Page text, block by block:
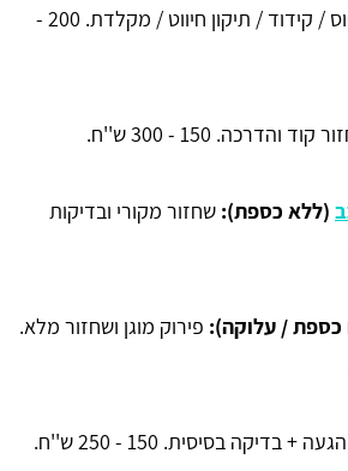
איפוס / קידוד / תיקון חיווט / מקלדת. 200 -
קוד והדרכה. 150 - 300 ש''ח.
(ללא כספת): שחזור מקורי ובדיקות
כספת / עלוקה): פירוק מוגן ושחזור מלא.
הגעה + בדיקה בסיסית. 150 - 250 ש''ח.